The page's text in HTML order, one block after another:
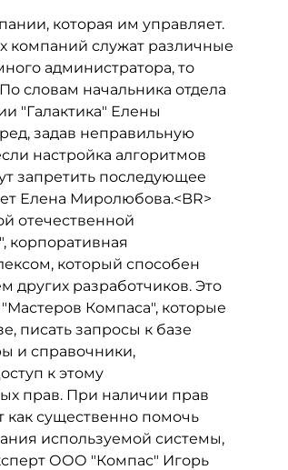
которая им управляет.
компаний служат различные
администратора, то
словам начальника отдела
"Галактика" Елены
задав неправильную
настройка алгоритмов
запретить последующее
Елена Миролюбова.<BR>
отечественной
корпоративная
который способен
других разработчиков. Это
Компаса", которые
писать запросы к базе
и справочники,
к этому
прав. При наличии прав
существенно помочь
используемой системы,
ООО "Компас" Игорь